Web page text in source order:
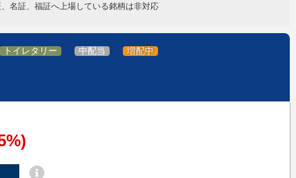
名証、福証へ上場している銘柄は非対応
トイレタリー 中配当 増配中